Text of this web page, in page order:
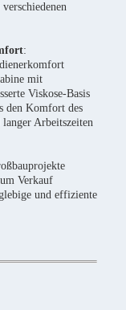
:
mit
Viskose-Basis
den Komfort des
Arbeitszeiten
Verkauf
und effiziente